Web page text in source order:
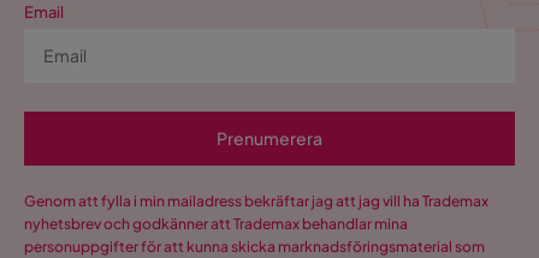
Email
Prenumerera
Genom att fylla i min mailadress bekräftar jag att jag vill ha Trademax
nyhetsbrev och godkänner att Trademax behandlar mina
personuppgifter för att kunna skicka marknadsföringsmaterial som